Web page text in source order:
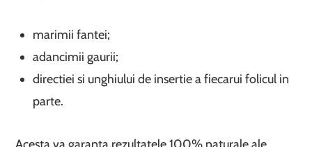
marimii fantei;
adancimii gaurii;
directiei si unghiului de insertie a fiecarui folicul in
parte.